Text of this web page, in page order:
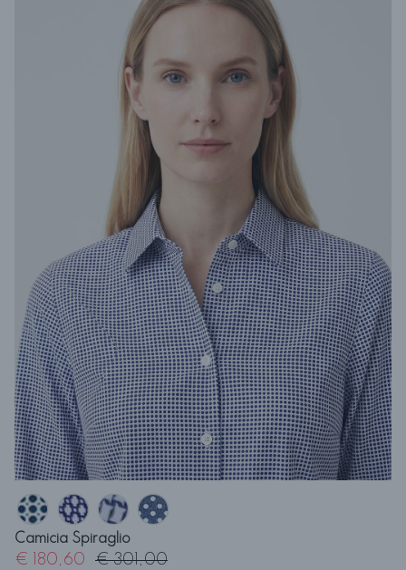
Camicia Spiraglio
€ 180,60 € 301,00